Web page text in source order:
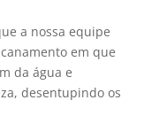
a nossa equipe
em que
da água e
desentupindo os